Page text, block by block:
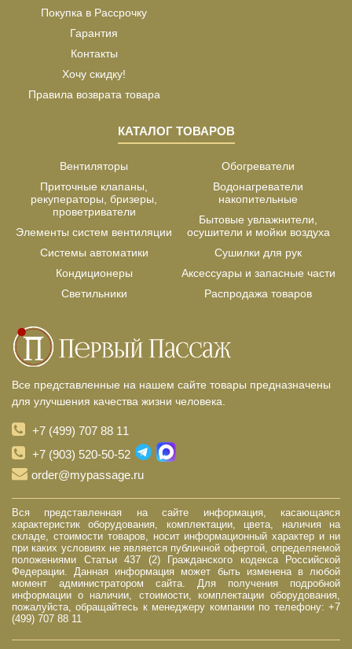
Покупка в Рассрочку
Гарантия
Контакты
Хочу скидку!
Правила возврата товара
КАТАЛОГ ТОВАРОВ
Вентиляторы
Приточные клапаны,
рекуператоры, бризеры,
проветриватели
Элементы систем вентиляции
Системы автоматики
Кондиционеры
Светильники
Обогреватели
Водонагреватели
накопительные
Бытовые увлажнители,
осушители и мойки воздуха
Сушилки для рук
Аксессуары и запасные части
Распродажа товаров
Все представленные на нашем сайте товары предназначены
для улучшения качества жизни человека.
+7 (499) 707 88 11
+7 (903) 520-50-52
order@mypassage.ru
Вся представленная на сайте информация, касающаяся
характеристик оборудования, комплектации, цвета, наличия на
складе, стоимости товаров, носит информационный характер и ни
при каких условиях не является публичной офертой, определяемой
положениями Статьи 437 (2) Гражданского кодекса Российской
Федерации. Данная информация может быть изменена в любой
момент администратором сайта. Для получения подробной
информации о наличии, стоимости, комплектации оборудования,
пожалуйста, обращайтесь к менеджеру компании по телефону: +7
(499) 707 88 11